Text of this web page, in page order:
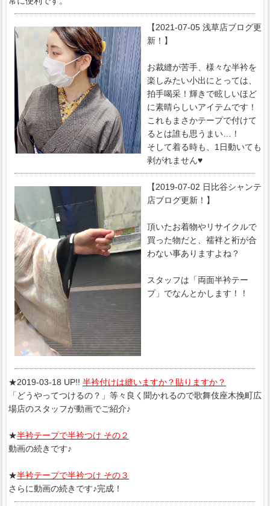
【2021-07-05 浅草店ブログ更
新！】
お裁縫が苦手、様々な半衿を
楽しみたい小出にとっては、
拍手喝采！輝きで眩しいほど
に素晴らしいアイテムです！
これもまさかテープで付けて
るとは誰も思うまい…！
そして着る時も、1日動いても
剥がれません♥
【2019-07-02 日比谷シャンテ
店ブログ更新！】
頂いたお着物やリサイクルで
買った物だと、襦袢と裄が合
わない事ありますよね？
スタッフは「両面半衿テー
プ」でなんとかします！！
★2019-03-18 UP!! 半衿付けは縫いますか？貼りますか？
「どうやってつけるの？」等々良く聞かれるので歌舞伎座木挽町広
場店のスタッフが動画でご紹介♪
★半衿テープで半衿つけ その２
動画の続きです♪
★半衿テープで半衿つけ その３
さらに動画の続きです♪完成！